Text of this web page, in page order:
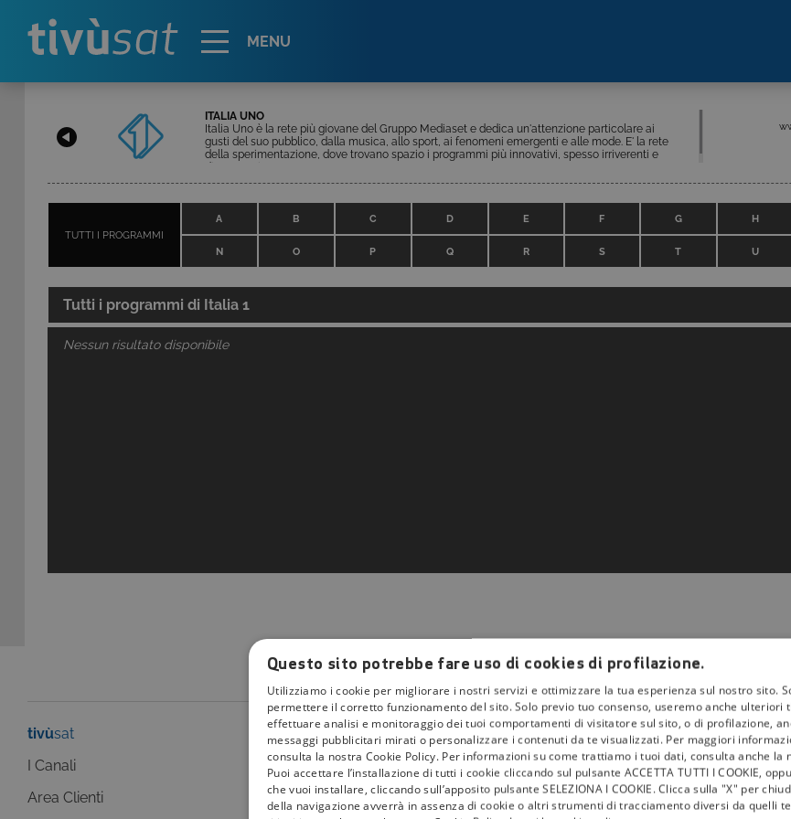
MENU
ITALIA UNO
Italia Uno è la rete più giovane del Gruppo Mediaset e dedica un'attenzione particolare ai
gusti del suo pubblico, dalla musica, allo sport, ai fenomeni emergenti e alle mode. E' la rete
della sperimentazione, dove trovano spazio i programmi più innovativi, spesso irriverenti e
TUTTI I PROGRAMMI
A B C D E F G H
N O P Q R S T U
Tutti i programmi di Italia 1
Nessun risultato disponibile
tivùsat
I Canali
Area Clienti
tivùla guida
I programmi
I canali
lativù
I Bollini
Info & News
Questo sito potrebbe fare uso di cookies di profilazione.
Utilizziamo i cookie per migliorare i nostri servizi e ottimizzare la tua esperienza sul nostro sito.
permettere il corretto funzionamento del sito. Solo previo tuo consenso, useremo anche ulteriori
effettuare analisi e monitoraggio dei tuoi comportamenti di visitatore sul sito, o di profilazione,
messaggi pubblicitari mirati o personalizzare i contenuti da te visualizzati. Per maggiori
consulta la nostra Cookie Policy. Per informazioni su come trattiamo i tuoi dati, consulta anche la
Puoi accettare l’installazione di tutti i cookie cliccando sul pulsante ACCETTA TUTTI I COOKIE,
che vuoi installare, cliccando sull’apposito pulsante SELEZIONA I COOKIE. Clicca sulla "X" per
della navigazione avverrà in assenza di cookie o altri strumenti di tracciamento diversi da quelli